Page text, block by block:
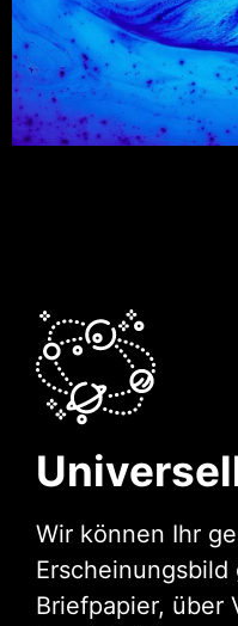
Wir können Ihr
Erscheinungsbild
Briefpapier, über